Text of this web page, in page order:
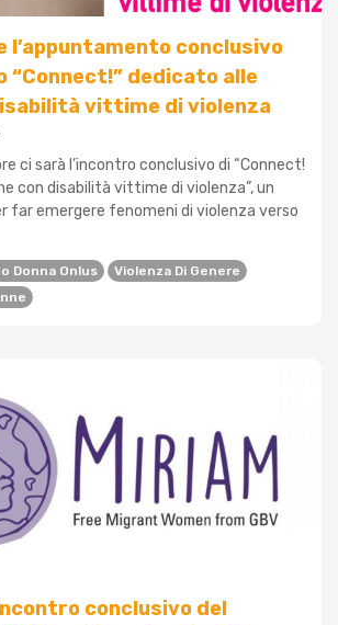
l’appuntamento conclusivo
“Connect!” dedicato alle
vittime di violenza
ci sarà l’incontro conclusivo di “Connect!
con disabilità vittime di violenza”, un
far emergere fenomeni di violenza verso
Donna Onlus
Violenza Di Genere
conclusivo del